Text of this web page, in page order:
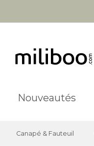
Nouveautés
Canapé & Fauteuil